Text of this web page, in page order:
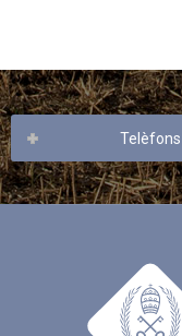
Telèfons